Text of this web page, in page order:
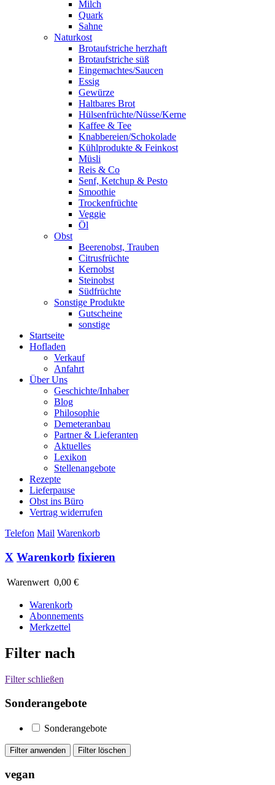
Milch
Quark
Sahne
Naturkost
Brotaufstriche herzhaft
Brotaufstriche süß
Eingemachtes/Saucen
Essig
Gewürze
Haltbares Brot
Hülsenfrüchte/Nüsse/Kerne
Kaffee & Tee
Knabbereien/Schokolade
Kühlprodukte & Feinkost
Müsli
Reis & Co
Senf, Ketchup & Pesto
Smoothie
Trockenfrüchte
Veggie
Öl
Obst
Beerenobst, Trauben
Citrusfrüchte
Kernobst
Steinobst
Südfrüchte
Sonstige Produkte
Gutscheine
sonstige
Startseite
Hofladen
Verkauf
Anfahrt
Über Uns
Geschichte/Inhaber
Blog
Philosophie
Demeteranbau
Partner & Lieferanten
Aktuelles
Lexikon
Stellenangebote
Rezepte
Lieferpause
Obst ins Büro
Vertrag widerrufen
Telefon Mail Warenkorb
X Warenkorb fixieren
Warenwert 0,00 €
Warenkorb
Abonnements
Merkzettel
Filter nach
Filter schließen
Sonderangebote
Sonderangebote
vegan